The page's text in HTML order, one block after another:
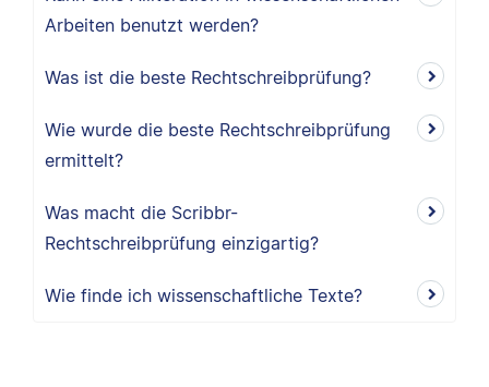
Arbeiten benutzt werden?
Was ist die beste Rechtschreibprüfung?
Wie wurde die beste Rechtschreibprüfung
ermittelt?
Was macht die Scribbr-
Rechtschreibprüfung einzigartig?
Wie finde ich wissenschaftliche Texte?